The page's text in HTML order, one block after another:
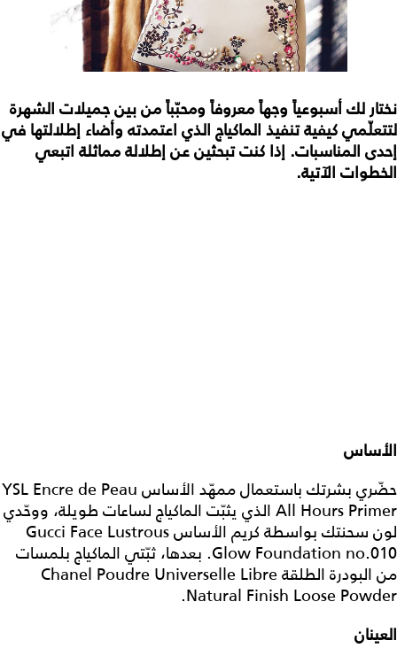
نختار لك أسبوعياً وجهاً معروفاً ومحبّباً من بين جميلات الشهرة
لتتعلّمي كيفية تنفيذ الماكياج الذي اعتمدته وأضاء إطلالتها في
إحدى المناسبات. إذا كنت تبحثين عن إطلالة مماثلة اتبعي
الخطوات الآتية.
الأساس
حضّري بشرتك باستعمال ممهّد الأساس YSL Encre de Peau
All Hours Primer الذي يثبّت الماكياج لساعات طويلة، ووحّدي
لون سحنتك بواسطة كريم الأساس Gucci Face Lustrous
Glow Foundation no.010. بعدها، ثبّتي الماكياج بلمسات
من البودرة الطلقة Chanel Poudre Universelle Libre
Natural Finish Loose Powder.
العينان